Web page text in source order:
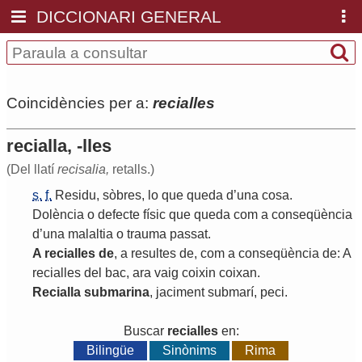
DICCIONARI GENERAL
Coincidències per a: recialles
recialla, -lles
(Del llatí recisalia, retalls.)
s. f. Residu, sòbres, lo que queda d’una cosa.
Dolència o defecte físic que queda com a conseqüència
d’una malaltia o trauma passat.
A recialles de, a resultes de, com a conseqüència de: A
recialles del bac, ara vaig coixin coixan.
Recialla submarina, jaciment submarí, peci.
Buscar reciallesen:
Bilingüe
Sinònims Rima